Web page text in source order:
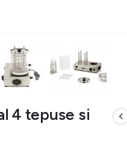
4 tepuse si